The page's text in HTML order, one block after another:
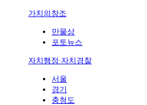
가치의창조
만물상
포토뉴스
자치행정·자치경찰
서울
경기
충청도